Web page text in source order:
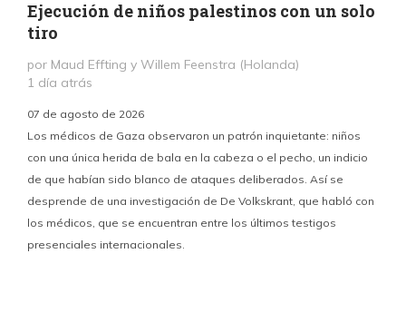
Ejecución de niños palestinos con un solo
tiro
por Maud Effting y Willem Feenstra (Holanda)
1 día atrás
07 de agosto de 2026
Los médicos de Gaza observaron un patrón inquietante: niños
con una única herida de bala en la cabeza o el pecho, un indicio
de que habían sido blanco de ataques deliberados. Así se
desprende de una investigación de De Volkskrant, que habló con
los médicos, que se encuentran entre los últimos testigos
presenciales internacionales.